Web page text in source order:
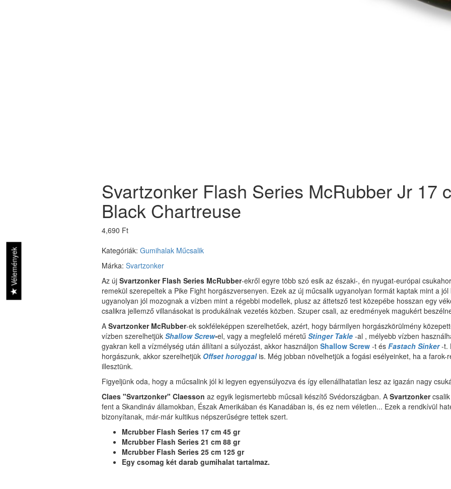
Svartzonker Flash Series McRubber Jr 17
Black Chartreuse
4,690 Ft
Kategóriák: Gumihalak Műcsalik
Márka: Svartzonker
Az új Svartzonker Flash Series McRubber-ekről egyre több szó esik az északi-, én nyugat-európai
remekül szerepeltek a Pike Fight horgászversenyen. Ezek az új műcsalik ugyanolyan formát kaptak mint a
ugyanolyan jól mozognak a vízben mint a régebbi modellek, plusz az áttetsző test közepébe hosszan egy
csalikra jellemző villanásokat is produkálnak vezetés közben. Szuper csali, az eredmények magukért
A Svartzonker McRubber-ek sokféleképpen szerelhetőek, azért, hogy bármilyen horgászkörülmény
vízben szerelhetjük Shallow Screw-el, vagy a megfelelő méretű Stinger Takle -al , mélyebb vízben
gyakran kell a vízmélység után állítani a súlyozást, akkor használjon Shallow Screw -t és Fastach Sinker-t.
horgászunk, akkor szerelhetjük Offset horoggalis. Még jobban növelhetjük a fogási esélyeinket, ha a farok-
illesztünk.
Figyeljünk oda, hogy a műcsalink jól ki legyen egyensúlyozva és így ellenállhatatlan lesz az igazán nagy
Claes "Svartzonker" Claesson az egyik legismertebb műcsali készítő Svédországban. A Svartzonkercsalik
fent a Skandináv államokban, Észak Amerikában és Kanadában is, és ez nem véletlen... Ezek a rendkívül
bizonyítanak, már-már kultikus népszerűségre tettek szert.
Mcrubber Flash Series 17 cm 45 gr
Mcrubber Flash Series 21 cm 88 gr
Mcrubber Flash Series 25 cm 125 gr
Egy csomag két darab gumihalat tartalmaz.
Vélemények